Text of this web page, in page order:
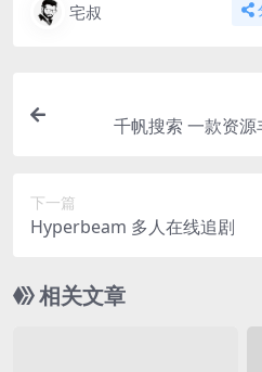
宅叔
千帆搜索 一款资
下一篇
Hyperbeam 多人在线追剧
相关文章